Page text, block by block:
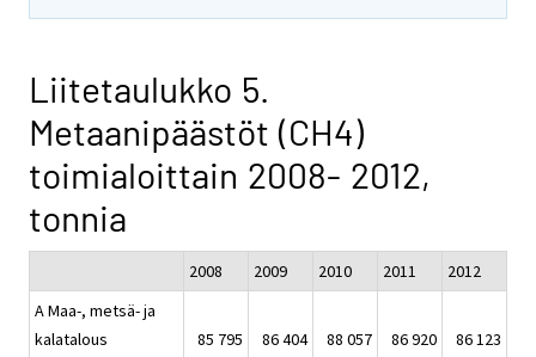
Liitetaulukko 5.
Metaanipäästöt (CH4)
toimialoittain 2008- 2012,
tonnia
2008 2009 2010 2011
2012
A Maa-, metsä- ja
kalatalous
85 795 86 404 88 057 86 920
86 123